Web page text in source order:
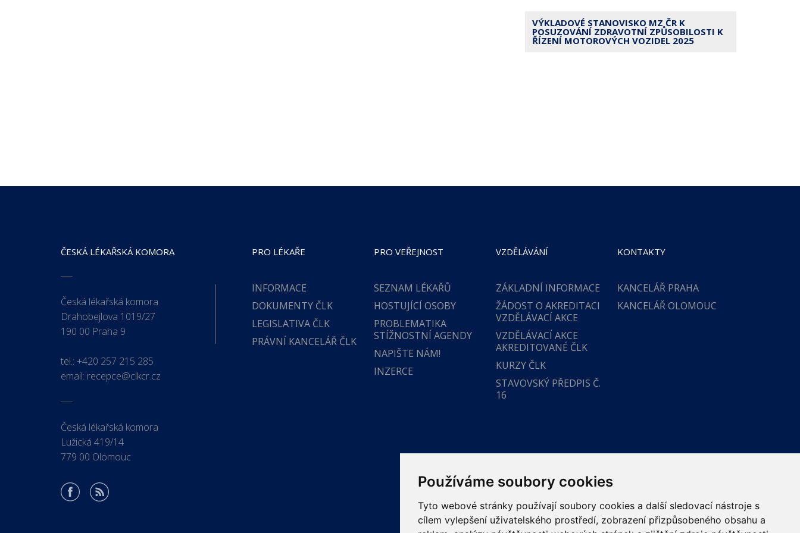
Používáme soubory cookies
Tyto webové stránky používají soubory cookies a další sledovací nástroje s
cílem vylepšení uživatelského prostředí, zobrazení přizpůsobeného obsahu a
VÝKLADOVÉ STANOVISKO MZ ČR K
POSUZOVÁNÍ ZDRAVOTNÍ ZPŮSOBILOSTI K
ŘÍZENÍ MOTOROVÝCH VOZIDEL 2025
ČESKÁ LÉKAŘSKÁ KOMORA
Česká lékařská komora
Drahobejlova 1019/27
190 00 Praha 9
tel.: +420 257 215 285
email: recepce@clkcr.cz
Česká lékařská komora
Lužická 419/14
779 00 Olomouc
PRO LÉKAŘE
INFORMACE
DOKUMENTY ČLK
LEGISLATIVA ČLK
PRÁVNÍ KANCELÁŘ ČLK
PRO VEŘEJNOST
SEZNAM LÉKAŘŮ
HOSTUJÍCÍ OSOBY
PROBLEMATIKA
STÍŽNOSTNÍ AGENDY
NAPIŠTE NÁM!
INZERCE
VZDĚLÁVÁNÍ
ZÁKLADNÍ INFORMACE
ŽÁDOST O AKREDITACI
VZDĚLÁVACÍ AKCE
VZDĚLÁVACÍ AKCE
AKREDITOVANÉ ČLK
KURZY ČLK
STAVOVSKÝ PŘEDPIS Č.
16
KONTAKTY
KANCELÁŘ PRAHA
KANCELÁŘ OLOMOUC